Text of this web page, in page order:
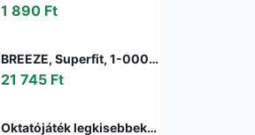
1 890 Ft
BREEZE, Superfit, 1-000363-8510, rózsaszín, egész szezonra való lány cipő, rózsaszín - 22
21 745 Ft
Oktatójáték legkisebbeknek My first Maths Educa Matekozzunk képekkel 64 darabos 4 évtől